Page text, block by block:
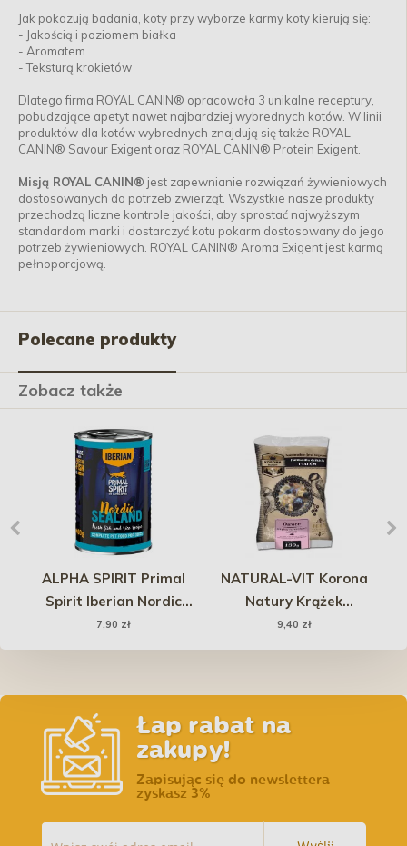
Jak pokazują badania, koty przy wyborze karmy koty kierują się:
- Jakością i poziomem białka
- Aromatem
- Teksturą krokietów
Dlatego firma ROYAL CANIN® opracowała 3 unikalne receptury,
pobudzające apetyt nawet najbardziej wybrednych kotów. W linii
produktów dla kotów wybrednych znajdują się także ROYAL
CANIN® Savour Exigent oraz ROYAL CANIN® Protein Exigent.
Misją ROYAL CANIN® jest zapewnianie rozwiązań żywieniowych
dostosowanych do potrzeb zwierząt. Wszystkie nasze produkty
przechodzą liczne kontrole jakości, aby sprostać najwyższym
standardom marki i dostarczyć kotu pokarm dostosowany do jego
potrzeb żywieniowych. ROYAL CANIN® Aroma Exigent jest karmą
pełnoporcjową.
Polecane produkty
Zobacz także
ALPHA SPIRIT Primal
Spirit Iberian Nordic
Sealand 400g (puszka)
7,90 zł
NATURAL-VIT Korona
Natury Krążek
tłuszczowy 130g -
owocowy
9,40 zł
Łap rabat na
zakupy!
Zapisując się do newslettera
zyskasz 3%